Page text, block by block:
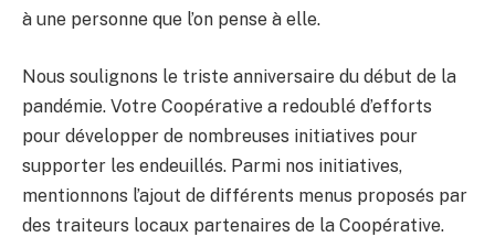
à une personne que l’on pense à elle.
Nous soulignons le triste anniversaire du début de la
pandémie. Votre Coopérative a redoublé d’efforts
pour développer de nombreuses initiatives pour
supporter les endeuillés. Parmi nos initiatives,
mentionnons l’ajout de différents menus proposés par
des traiteurs locaux partenaires de la Coopérative.